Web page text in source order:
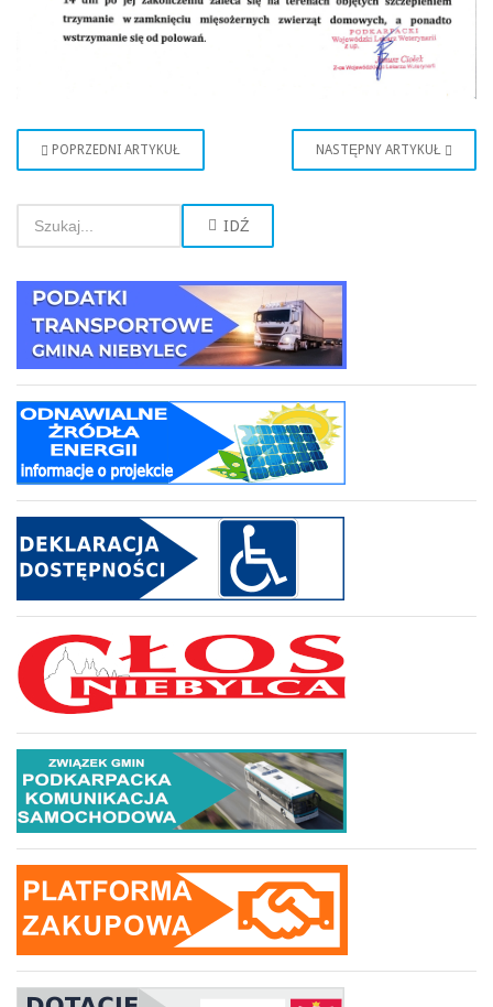
POPRZEDNI ARTYKUŁ NASTĘPNY ARTYKUŁ
IDŹ